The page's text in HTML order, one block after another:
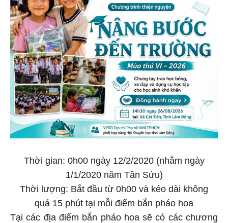
Thời gian: 0h00 ngày 12/2/2020 (nhằm ngày
1/1/2020 năm Tân Sửu)
Thời lượng: Bắt đầu từ 0h00 và kéo dài không
quá 15 phút tại mỗi điểm bắn pháo hoa
Tại các địa điểm bắn pháo hoa sẽ có các chương